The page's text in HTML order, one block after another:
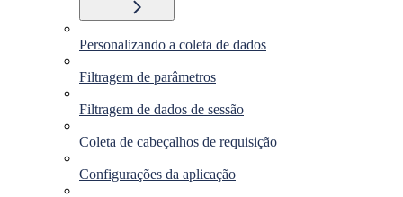
Personalizando a coleta de dados
Filtragem de parâmetros
Filtragem de dados de sessão
Coleta de cabeçalhos de requisição
Configurações da aplicação